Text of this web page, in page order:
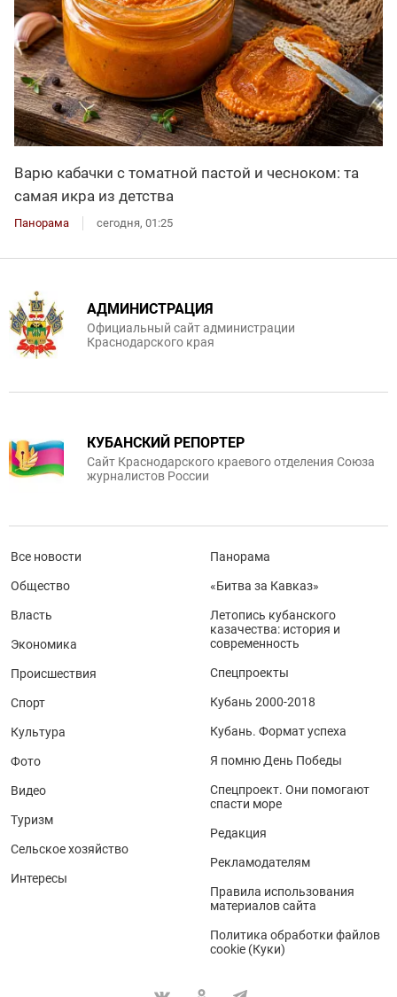
Варю кабачки с томатной пастой и чесноком: та
самая икра из детства
Панорама сегодня, 01:25
АДМИНИСТРАЦИЯ
Официальный сайт администрации
Краснодарского края
КУБАНСКИЙ РЕПОРТЕР
Сайт Краснодарского краевого отделения Союза
журналистов России
Все новости
Общество
Власть
Экономика
Происшествия
Спорт
Культура
Фото
Видео
Туризм
Сельское хозяйство
Интересы
Панорама
«Битва за Кавказ»
Летопись кубанского
казачества: история и
современность
Спецпроекты
Кубань 2000-2018
Кубань. Формат успеха
Я помню День Победы
Спецпроект. Они помогают
спасти море
Редакция
Рекламодателям
Правила использования
материалов сайта
Политика обработки файлов
cookie (Куки)